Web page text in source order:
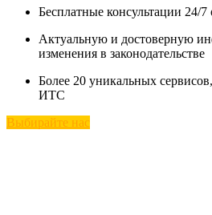
Бесплатные консультации 24/
Актуальную и достоверную
изменения в законодательстве
Более 20 уникальных
ИТС
Выбирайте нас